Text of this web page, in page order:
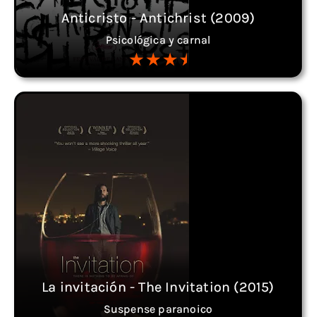
Anticristo - Antichrist (2009)
Psicológica y carnal
La invitación - The Invitation (2015)
Suspense paranoico